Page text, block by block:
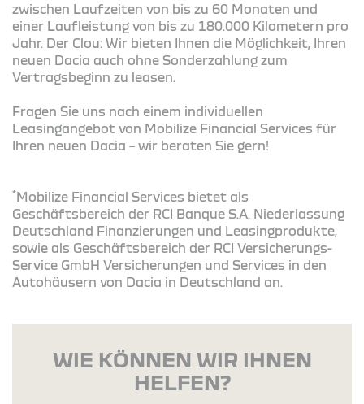
zwischen Laufzeiten von bis zu 60 Monaten und
einer Laufleistung von bis zu 180.000 Kilometern pro
Jahr. Der Clou: Wir bieten Ihnen die Möglichkeit, Ihren
neuen Dacia auch ohne Sonderzahlung zum
Vertragsbeginn zu leasen.
Fragen Sie uns nach einem individuellen
Leasingangebot von Mobilize Financial Services für
Ihren neuen Dacia – wir beraten Sie gern!
*Mobilize Financial Services bietet als
Geschäftsbereich der RCI Banque S.A. Niederlassung
Deutschland Finanzierungen und Leasingprodukte,
sowie als Geschäftsbereich der RCI Versicherungs-
Service GmbH Versicherungen und Services in den
Autohäusern von Dacia in Deutschland an.
WIE KÖNNEN WIR IHNEN
HELFEN?